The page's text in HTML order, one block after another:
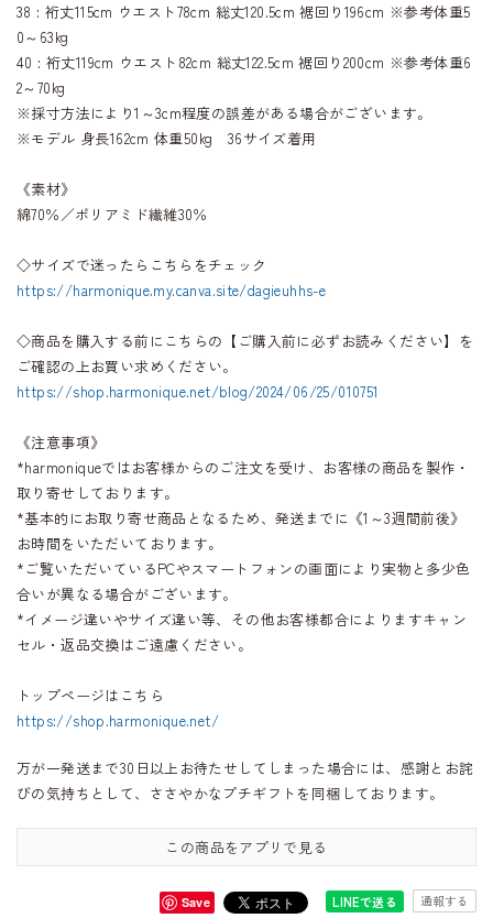
38 : 裄丈115cm ウエスト78cm 総丈120.5cm 裾回り196cm ※参考体重5
0～63kg
40 : 裄丈119cm ウエスト82cm 総丈122.5cm 裾回り200cm ※参考体重6
2～70kg
※採寸方法により1～3cm程度の誤差がある場合がございます。
※モデル 身長162cm 体重50kg 36サイズ着用
《素材》
綿70％／ポリアミド繊維30％
◇サイズで迷ったらこちらをチェック
https://harmonique.my.canva.site/dagieuhhs-e
◇商品を購入する前にこちらの【ご購入前に必ずお読みください】を
ご確認の上お買い求めください。
https://shop.harmonique.net/blog/2024/06/25/010751
《注意事項》
*harmoniqueではお客様からのご注文を受け、お客様の商品を製作・
取り寄せしております。
*基本的にお取り寄せ商品となるため、発送までに《1～3週間前後》
お時間をいただいております。
*ご覧いただいているPCやスマートフォンの画面により実物と多少色
合いが異なる場合がございます。
*イメージ違いやサイズ違い等、その他お客様都合によりますキャン
セル・返品交換はご遠慮ください。
トップページはこちら
https://shop.harmonique.net/
万が一発送まで30日以上お待たせしてしまった場合には、感謝とお詫
びの気持ちとして、ささやかなプチギフトを同梱しております。
この商品をアプリで見る
Save LINEで送る 通報する